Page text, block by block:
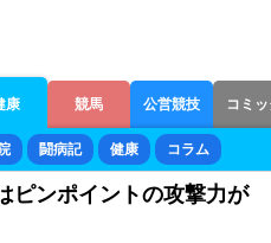
康 競馬 公営競技 コミ
闘病記 健康 コラム
ピンポイントの攻撃力が